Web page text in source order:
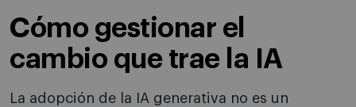
Cómo gestionar el
cambio que trae la IA
La adopción de la IA generativa no es un